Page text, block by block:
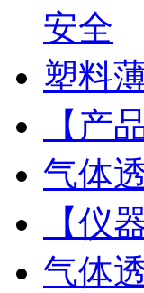
安全
塑料
【产
气体
【仪
气体